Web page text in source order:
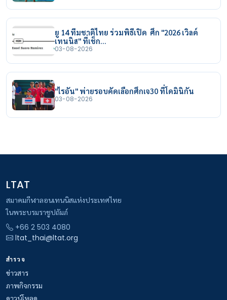
ยู 14 ทีมชาติไทย ร่วมพิธีเปิด ศึก "2026 เวิลด์
เทนนิส" ที่เช็ก…
03-08-2026
"ไรอัน" พ่ายรอบคัดเลือกศึกเจ30 ที่โดมินิกัน
03-08-2026
LTAT
สมาคมกีฬาลอนเทนนิสแห่งประเทศไทย
ในพระบรมราชูปถัมภ์
+66 2 503 4080
ltat_thai@ltat.org
สำรวจ
ข่าวสาร
ภาพกิจกรรม